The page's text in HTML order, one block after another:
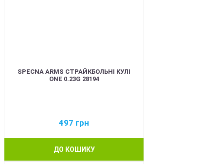
SPECNA ARMS СТРАЙКБОЛЬНІ КУЛІ
ONE 0.23G 28194
497 грн
ДО КОШИКУ